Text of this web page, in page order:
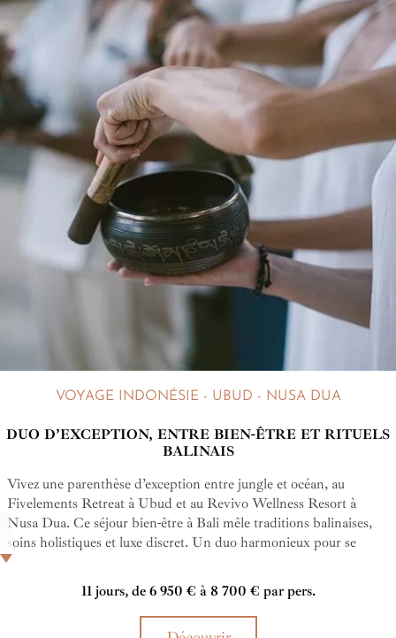
VOYAGE INDONÉSIE - UBUD - NUSA DUA
DUO D’EXCEPTION, ENTRE BIEN-ÊTRE ET RITUELS
BALINAIS
Vivez une parenthèse d’exception entre jungle et océan, au
Fivelements Retreat à Ubud et au Revivo Wellness Resort à
Nusa Dua. Ce séjour bien-être à Bali mêle traditions balinaises,
soins holistiques et luxe discret. Un duo harmonieux pour se
ressourcer pleinement, en solo, en couple ou entre amis.
11 jours, de 6 950 € à 8 700 € par pers.